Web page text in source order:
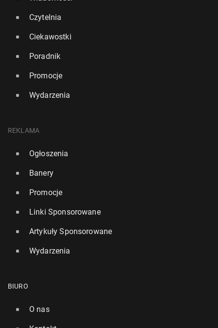
Czytelnia
Ciekawostki
Poradnik
Promocje
Wydarzenia
REKLAMA
Ogłoszenia
Banery
Promocje
Linki Sponsorowane
Artykuły Sponsorowane
Wydarzenia
BIURO
O nas